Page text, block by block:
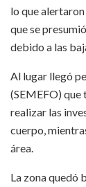
lo que
que se
debido a las
Al lugar llegó
(SEMEFO) que
realizar las
cuerpo,
área.
La zona quedó